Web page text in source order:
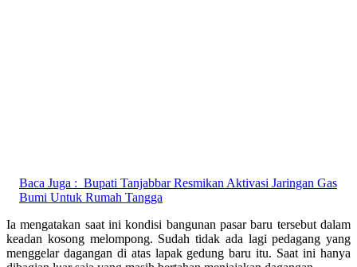
Baca Juga : Bupati Tanjabbar Resmikan Aktivasi Jaringan Gas
Bumi Untuk Rumah Tangga
Ia mengatakan saat ini kondisi bangunan pasar baru tersebut dalam
keadan kosong melompong. Sudah tidak ada lagi pedagang yang
menggelar dagangan di atas lapak gedung baru itu. Saat ini hanya